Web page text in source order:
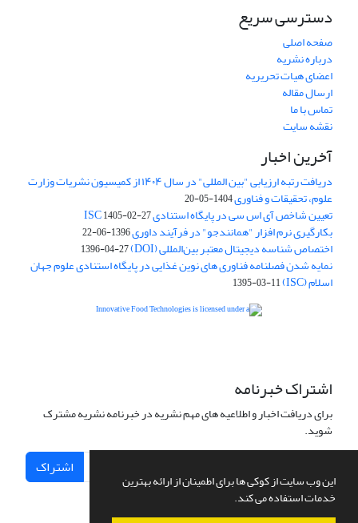
این وب سایت از کوکی ها برای اطمینان از ارائه بهترین
خدمات استفاده می کند.
دسترسی سریع
صفحه اصلی
درباره نشریه
اعضای هیات تحریریه
ارسال مقاله
تماس با ما
نقشه سایت
آخرین اخبار
دریافت رتبه ارزیابی "بین المللی" در سال ۱۴۰۴ از کمیسیون نشریات وزارت
علوم، تحقیقات و فناوری1404-05-20
تعیین شاخص آی اس سی در پایگاه استنادی ISC1405-02-27
بکارگیری نرم افزار "همانندجو" در فرآیند داوری1396-06-22
اختصاص شناسه دیجیتال معتبر بین‌المللی (DOI) 1396-04-27
نمایه شدن فصلنامه فناوری های نوین غذایی در پایگاه استنادی علوم جهان
اسلام (ISC) 1395-03-11
اشتراک خبرنامه
برای دریافت اخبار و اطلاعیه های مهم نشریه در خبرنامه نشریه مشترک
شوید.
اشتراک